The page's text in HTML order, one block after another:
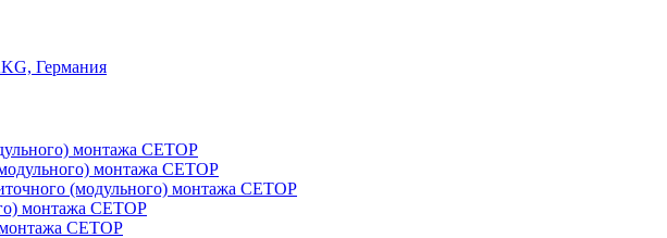
Германия
монтажа СЕТОР
монтажа CETOP
(модульного) монтажа CETOP
монтажа CETOP
CETOP